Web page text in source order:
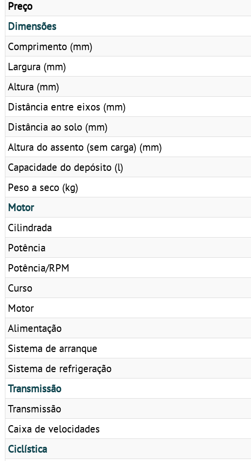
Preço
Dimensões
Comprimento (mm)
Largura (mm)
Altura (mm)
Distância entre eixos (mm)
Distância ao solo (mm)
Altura do assento (sem carga) (mm)
Capacidade do depósito (l)
Peso a seco (kg)
Motor
Cilindrada
Potência
Potência/RPM
Curso
Motor
Alimentação
Sistema de arranque
Sistema de refrigeração
Transmissão
Transmissão
Caixa de velocidades
Ciclística